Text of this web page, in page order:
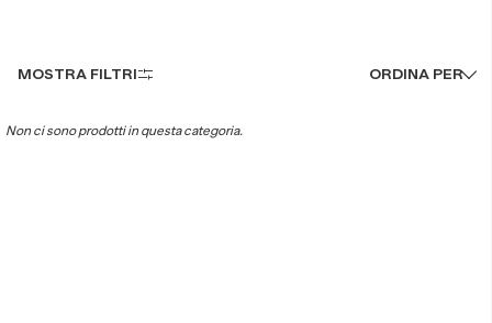
MOSTRA FILTRI ORDINA PER
Non ci sono prodotti in questa categoria.